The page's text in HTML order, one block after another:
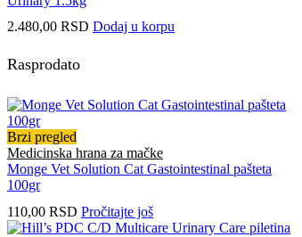
2.480,00 RSD Dodaj u korpu
Rasprodato
Brzi pregled
Medicinska hrana za mačke
Monge Vet Solution Cat Gastointestinal pašteta
100gr
110,00 RSD Pročitajte još